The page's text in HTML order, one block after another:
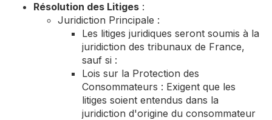
Résolution des Litiges :
Juridiction Principale :
Les litiges juridiques seront soumis à la
juridiction des tribunaux de France,
sauf si :
Lois sur la Protection des
Consommateurs : Exigent que les
litiges soient entendus dans la
juridiction d'origine du consommateur